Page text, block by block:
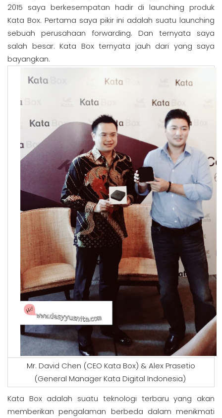
2015 saya berkesempatan hadir di launching produk
Kata Box. Pertama saya pikir ini adalah suatu launching
sebuah perusahaan forwarding. Dan ternyata saya
salah besar. Kata Box ternyata jauh dari yang saya
bayangkan.
Mr. David Chen (CEO Kata Box) & Alex Prasetio
(General Manager Kata Digital Indonesia)
Kata Box adalah suatu teknologi terbaru yang akan
memberikan pengalaman berbeda dalam menikmati